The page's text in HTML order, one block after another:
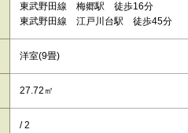
東武野田線 梅郷駅 徒歩16分
東武野田線 江戸川台駅 徒歩45分
洋室(9畳)
27.72㎡
/ 2